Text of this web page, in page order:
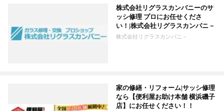
株式会社リグラスカンパニーのサ
ッシ修理 プロにお任せくださ
い！|株式会社リグラスカンパニ－
株式会社リグラスカンパニ－
家の修繕・リフォーム|サッシ修理
なら【便利屋お助け本舗 横浜磯子
店】にお任せください！！